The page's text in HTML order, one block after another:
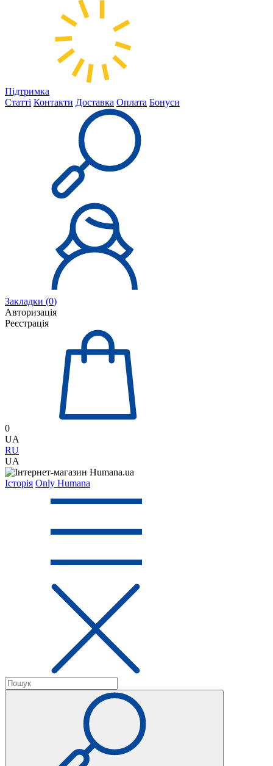
Підтримка
Статті Контакти Доставка Оплата Бонуси
Закладки (0)
Авторизація
Реєстрація
0
UA
RU
UA
Історія Only Humana